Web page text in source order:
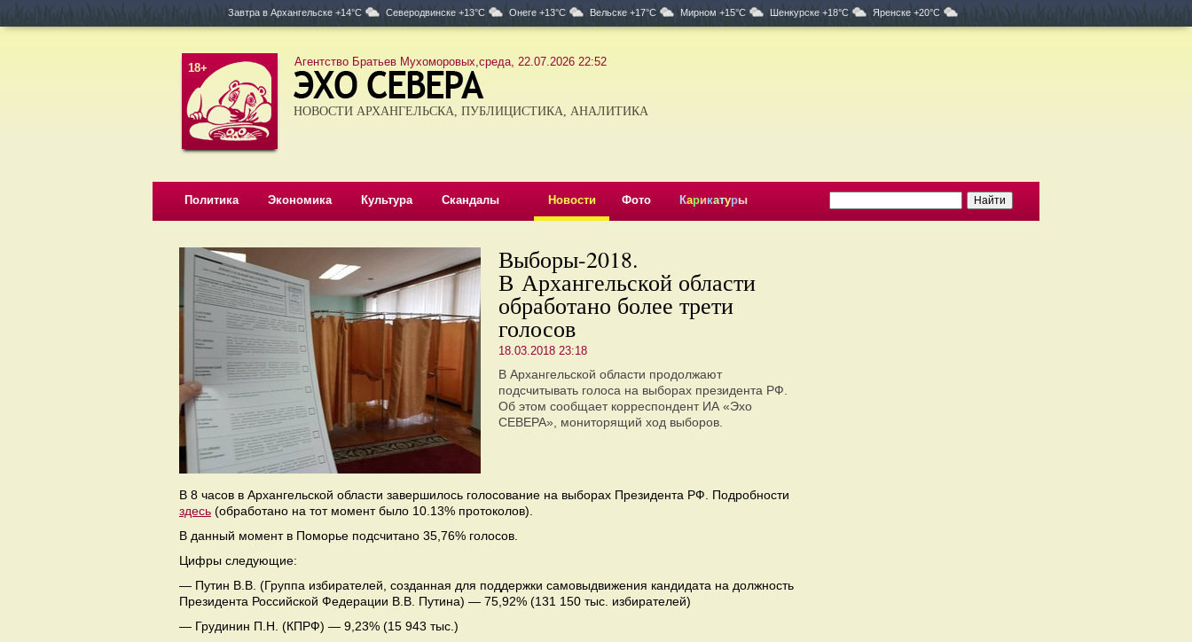
Завтра в Архангельске +14°C Северодвинске +13°C Онеге +13°C Вельске +17°C Мирном +15°C Шенкурске +18°C Яренске +20°C
18+ Агентство Братьев Мухоморовых,среда, 22.07.2026 22:52
НОВОСТИ АРХАНГЕЛЬСКА, ПУБЛИЦИСТИКА, АНАЛИТИКА
Политика Экономика Культура Скандалы Новости Фото Карикатуры
Выборы-2018.
В Архангельской области
обработано более трети
голосов
18.03.2018 23:18
В Архангельской области продолжают
подсчитывать голоса на выборах президента РФ.
Об этом сообщает корреспондент ИА «Эхо
СЕВЕРА», мониторящий ход выборов.
В 8 часов в Архангельской области завершилось голосование на выборах Президента РФ. Подробности
здесь (обработано на тот момент было 10.13% протоколов).
В данный момент в Поморье подсчитано 35,76% голосов.
Цифры следующие:
— Путин В.В. (Группа избирателей, созданная для поддержки самовыдвижения кандидата на должность
Президента Российской Федерации В.В. Путина) — 75,92% (131 150 тыс. избирателей)
— Грудинин П.Н. (КПРФ) — 9,23% (15 943 тыс.)